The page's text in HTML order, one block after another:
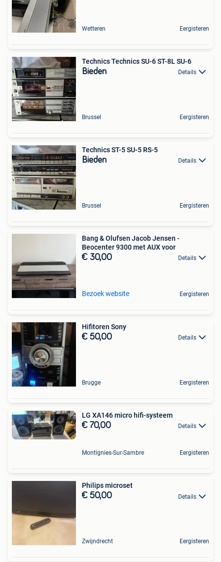
Wetteren Eergisteren
Technics Technics SU-6 ST-8L SU-6
Bieden Details
Brussel Eergisteren
Technics ST-5 SU-5 RS-5
Bieden Details
Brussel Eergisteren
Bang & Olufsen Jacob Jensen -
Beocenter 9300 met AUX voor
€ 30,00 Details
Bezoek website Eergisteren
Hifitoren Sony
€ 50,00 Details
Brugge Eergisteren
LG XA146 micro hifi-systeem
€ 70,00 Details
Montignies-Sur-Sambre Eergisteren
Philips microset
€ 50,00 Details
Zwijndrecht Eergisteren